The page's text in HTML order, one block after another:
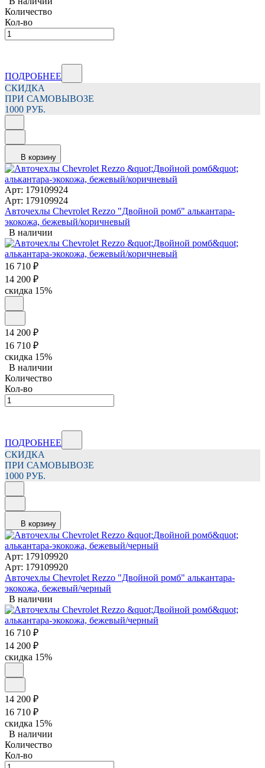
Количество
Кол-во
ПОДРОБНЕЕ
СКИДКА
ПРИ САМОВЫВОЗЕ
1000 РУБ.
В корзину
Арт: 179109924
Арт: 179109924
Авточехлы Chevrolet Rezzo "Двойной ромб" алькантара-
экокожа, бежевый/коричневый
В наличии
16 710 ₽
14 200 ₽
скидка 15%
14 200 ₽
16 710 ₽
скидка 15%
В наличии
Количество
Кол-во
ПОДРОБНЕЕ
СКИДКА
ПРИ САМОВЫВОЗЕ
1000 РУБ.
В корзину
Арт: 179109920
Арт: 179109920
Авточехлы Chevrolet Rezzo "Двойной ромб" алькантара-
экокожа, бежевый/черный
В наличии
16 710 ₽
14 200 ₽
скидка 15%
14 200 ₽
16 710 ₽
скидка 15%
В наличии
Количество
Кол-во